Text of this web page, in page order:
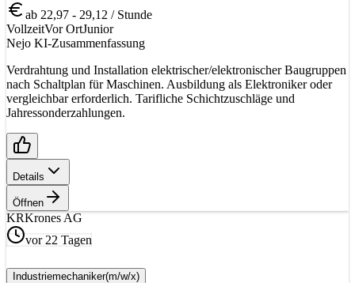
ab 22,97 - 29,12 / Stunde
VollzeitVor OrtJunior
Nejo KI-Zusammenfassung
Verdrahtung und Installation elektrischer/elektronischer Baugruppen
nach Schaltplan für Maschinen. Ausbildung als Elektroniker oder
vergleichbar erforderlich. Tarifliche Schichtzuschläge und
Jahressonderzahlungen.
Details
Öffnen
KRKrones AG
vor 22 Tagen
Industriemechaniker(m/w/x)